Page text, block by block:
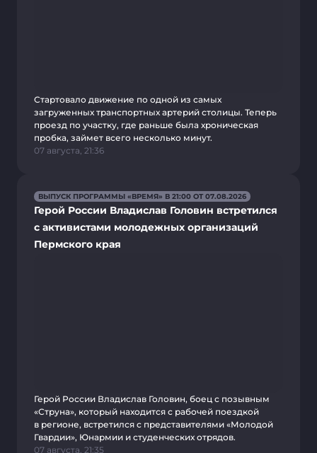
Стартовало движение по одной из самых
загруженных транспортных артерий столицы. Теперь
проезд по участку, где раньше была хроническая
пробка, займет всего несколько минут.
07 августа, 21:36
ВЫПУСК ПРОГРАММЫ «ВРЕМЯ» В 21:00 ОТ 07.08.2026
Герой России Владислав Головин встретился
с активистами молодежных организаций
Пермского края
Герой России Владислав Головин, боец с позывным
«Струна», который находится с рабочей поездкой
в регионе, встретился с представителями «Молодой
Гвардии», Юнармии и студенческих отрядов.
07 августа, 21:35